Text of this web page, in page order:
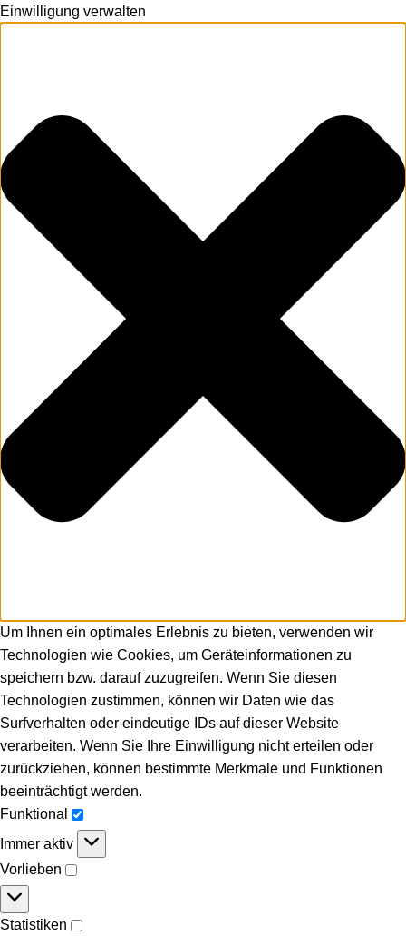
Einwilligung verwalten
Um Ihnen ein optimales Erlebnis zu bieten, verwenden wir
Technologien wie Cookies, um Geräteinformationen zu
speichern bzw. darauf zuzugreifen. Wenn Sie diesen
Technologien zustimmen, können wir Daten wie das
Surfverhalten oder eindeutige IDs auf dieser Website
verarbeiten. Wenn Sie Ihre Einwilligung nicht erteilen oder
zurückziehen, können bestimmte Merkmale und Funktionen
beeinträchtigt werden.
Funktional
Immer aktiv
Vorlieben
Statistiken